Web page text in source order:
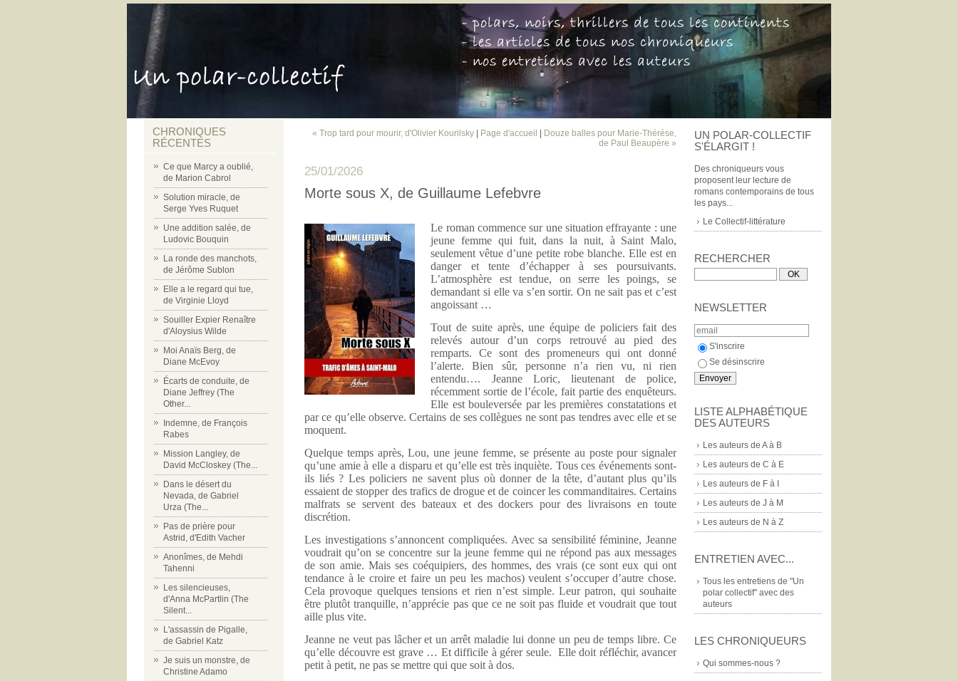
CHRONIQUES
RÉCENTES
Ce que Marcy a oublié,
de Marion Cabrol
Solution miracle, de
Serge Yves Ruquet
Une addition salée, de
Ludovic Bouquin
La ronde des manchots,
de Jérôme Sublon
Elle a le regard qui tue,
de Virginie Lloyd
Souiller Expier Renaître
d'Aloysius Wilde
Moi Anaïs Berg, de
Diane McEvoy
Écarts de conduite, de
Diane Jeffrey (The
Other...
Indemne, de François
Rabes
Mission Langley, de
David McCloskey (The...
Dans le désert du
Nevada, de Gabriel
Urza (The...
Pas de prière pour
Astrid, d'Edith Vacher
Anonîmes, de Mehdi
Tahenni
Les silencieuses,
d'Anna McPartlin (The
Silent...
L'assassin de Pigalle,
de Gabriel Katz
Je suis un monstre, de
Christine Adamo
UN POLAR-COLLECTIF
S'ÉLARGIT !
Des chroniqueurs vous
proposent leur lecture de
romans contemporains de tous
les pays...
Le Collectif-littérature
RECHERCHER
NEWSLETTER
S'inscrire
Se désinscrire
LISTE ALPHABÉTIQUE
DES AUTEURS
Les auteurs de A à B
Les auteurs de C à E
Les auteurs de F à I
Les auteurs de J à M
Les auteurs de N à Z
ENTRETIEN AVEC...
Tous les entretiens de "Un
polar collectif" avec des
auteurs
LES CHRONIQUEURS
Qui sommes-nous ?
« Trop tard pour mourir, d'Olivier Kourilsky Page d'accueil
Douze balles pour Marie-Thérèse,
de Paul Beaupère »
25/01/2026
Morte sous X, de Guillaume Lefebvre
Le roman commence sur une situation effrayante : une
jeune femme qui fuit, dans la nuit, à Saint Malo,
seulement vêtue d’une petite robe blanche. Elle est en
danger et tente d’échapper à ses poursuivants.
L’atmosphère est tendue, on serre les poings, se
demandant si elle va s’en sortir. On ne sait pas et c’est
angoissant …
Tout de suite après, une équipe de policiers fait des
relevés autour d’un corps retrouvé au pied des
remparts. Ce sont des promeneurs qui ont donné
l’alerte. Bien sûr, personne n’a rien vu, ni rien
entendu…. Jeanne Loric, lieutenant de police,
récemment sortie de l’école, fait partie des enquêteurs.
Elle est bouleversée par les premières constatations et
par ce qu’elle observe. Certains de ses collègues ne sont pas tendres avec elle et se
moquent.
Quelque temps après, Lou, une jeune femme, se présente au poste pour signaler
qu’une amie à elle a disparu et qu’elle est très inquiète. Tous ces événements sont-
ils liés ? Les policiers ne savent plus où donner de la tête, d’autant plus qu’ils
essaient de stopper des trafics de drogue et de coincer les commanditaires. Certains
malfrats se servent des bateaux et des dockers pour des livraisons en toute
discrétion.
Les investigations s’annoncent compliquées. Avec sa sensibilité féminine, Jeanne
voudrait qu’on se concentre sur la jeune femme qui ne répond pas aux messages
de son amie. Mais ses coéquipiers, des hommes, des vrais (ce sont eux qui ont
tendance à le croire et faire un peu les machos) veulent s’occuper d’autre chose.
Cela provoque quelques tensions et rien n’est simple. Leur patron, qui souhaite
être plutôt tranquille, n’apprécie pas que ce ne soit pas fluide et voudrait que tout
aille plus vite.
Jeanne ne veut pas lâcher et un arrêt maladie lui donne un peu de temps libre. Ce
qu’elle découvre est grave … Et difficile à gérer seule. Elle doit réfléchir, avancer
petit à petit, ne pas se mettre qui que soit à dos.